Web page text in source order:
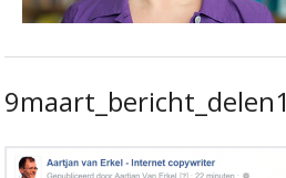
9maart_bericht_delen1